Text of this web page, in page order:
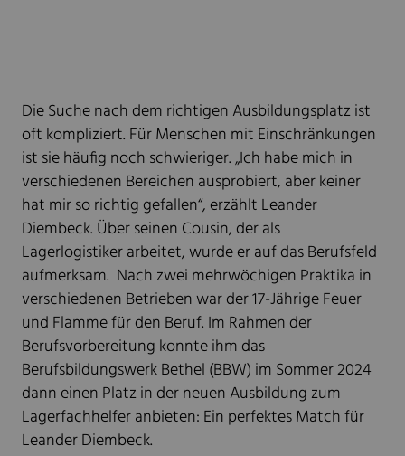
Die Suche nach dem richtigen Ausbildungsplatz ist
oft kompliziert. Für Menschen mit Einschränkungen
ist sie häufig noch schwieriger. „Ich habe mich in
verschiedenen Bereichen ausprobiert, aber keiner
hat mir so richtig gefallen“, erzählt Leander
Diembeck. Über seinen Cousin, der als
Lagerlogistiker arbeitet, wurde er auf das Berufsfeld
aufmerksam. Nach zwei mehrwöchigen Praktika in
verschiedenen Betrieben war der 17-Jährige Feuer
und Flamme für den Beruf. Im Rahmen der
Berufsvorbereitung konnte ihm das
Berufsbildungswerk Bethel (BBW) im Sommer 2024
dann einen Platz in der neuen Ausbildung zum
Lagerfachhelfer anbieten: Ein perfektes Match für
Leander Diembeck.